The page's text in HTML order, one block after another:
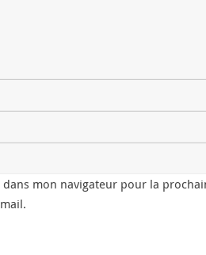
dans mon navigateur pour la